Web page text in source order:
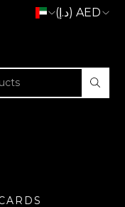
(د.إ) AED